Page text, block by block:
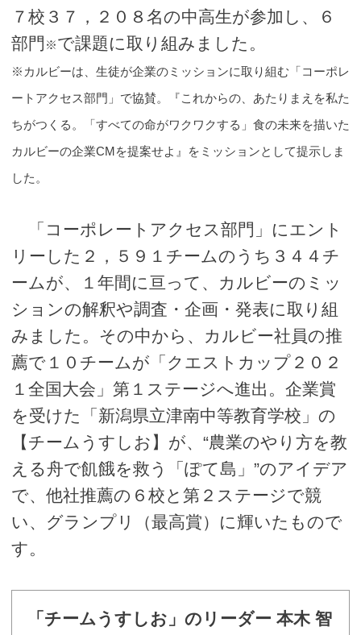
７校３７，２０８名の中高生が参加し、６
部門 ※で課題に取り組みました。
※カルビーは、生徒が企業のミッションに取り組む「コーポレ
ートアクセス部門」で協賛。『これからの、あたりまえを私た
ちがつくる。「すべての命がワクワクする」食の未来を描いた
カルビーの企業CMを提案せよ』をミッションとして提示しま
した。
「コーポレートアクセス部門」にエント
リーした２，５９１チームのうち３４４チ
ームが、１年間に亘って、カルビーのミッ
ションの解釈や調査・企画・発表に取り組
みました。その中から、カルビー社員の推
薦で１０チームが「クエストカップ２０２
１全国大会」第１ステージへ進出。企業賞
を受けた「新潟県立津南中等教育学校」の
【チームうすしお】が、“農業のやり方を教
える舟で飢餓を救う「ぽて島」”のアイデア
で、他社推薦の６校と第２ステージで競
い、グランプリ（最高賞）に輝いたもので
す。
「チームうすしお」のリーダー 本木 智